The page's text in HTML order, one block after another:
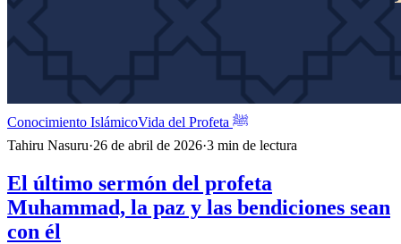
Conocimiento Islámico
Vida del Profeta ﷺ
Tahiru Nasuru·26 de abril de 2026·3 min de lectura
El último sermón del profeta
Muhammad, la paz y las bendiciones sean
con él